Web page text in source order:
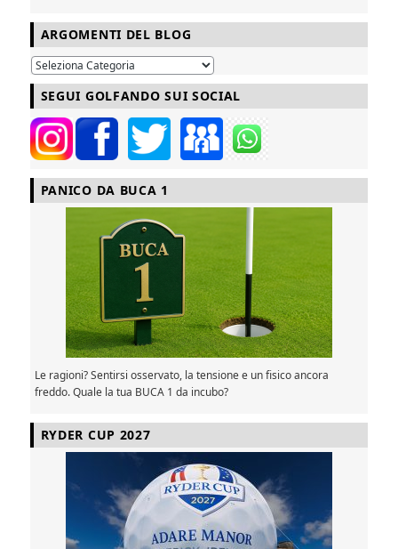
ARGOMENTI DEL BLOG
SEGUI GOLFANDO SUI SOCIAL
PANICO DA BUCA 1
Le ragioni? Sentirsi osservato, la tensione e un fisico ancora
freddo. Quale la tua BUCA 1 da incubo?
RYDER CUP 2027